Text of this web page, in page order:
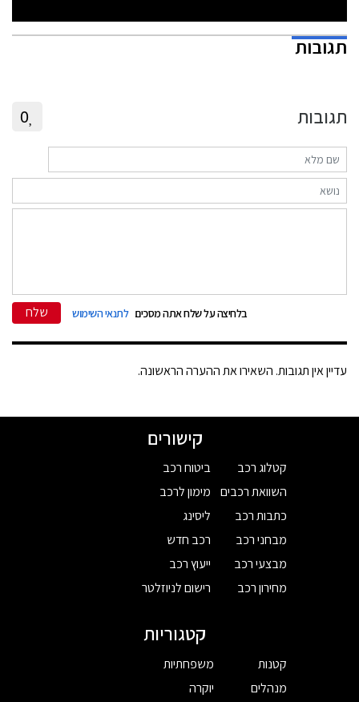
תגובות
תגובות 0
בלחיצה על שלח אתה מסכים לתנאי השימוש שלח
עדיין אין תגובות. השאירו את ההערה הראשונה.
קישורים
קטלוג רכב
השוואת רכבים
כתבות רכב
מבחני רכב
מבצעי רכב
מחירון רכב
ביטוח רכב
מימון לרכב
ליסינג
רכב חדש
ייעוץ רכב
רישום לניוזלטר
קטגוריות
קטנות
מנהלים
משפחתיות
יוקרה